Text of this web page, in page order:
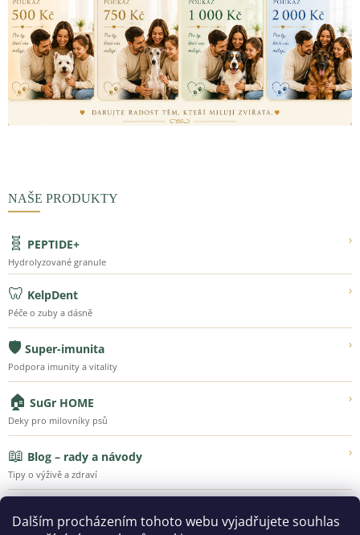
Dalším procházením tohoto webu vyjadřujete souhlas
NAŠE PRODUKTY
🧬 PEPTIDE+ ›
Hydrolyzované granule
🦷 KelpDent ›
Péče o zuby a dásně
🛡️ Super-imunita ›
Podpora imunity a vitality
🏠 SuGr HOME ›
Deky pro milovníky psů
📖 Blog – rady a návody ›
Tipy o výživě a zdraví
Poznejte Super-Granule